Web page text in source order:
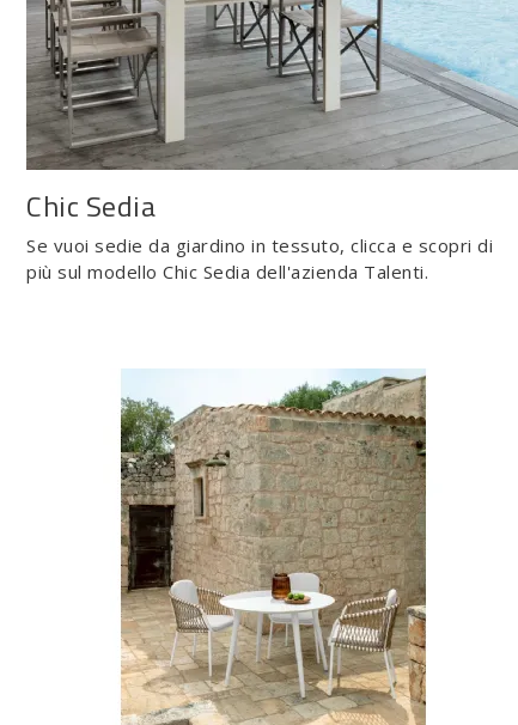
Chic Sedia
Se vuoi sedie da giardino in tessuto, clicca e scopri di
più sul modello Chic Sedia dell'azienda Talenti.